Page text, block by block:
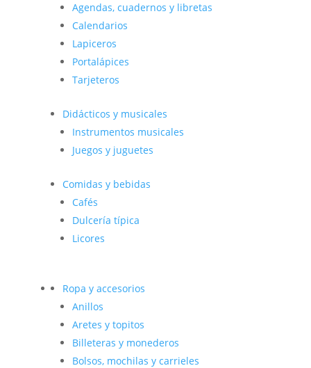
Agendas, cuadernos y libretas
Calendarios
Lapiceros
Portalápices
Tarjeteros
Didácticos y musicales
Instrumentos musicales
Juegos y juguetes
Comidas y bebidas
Cafés
Dulcería típica
Licores
Ropa y accesorios
Anillos
Aretes y topitos
Billeteras y monederos
Bolsos, mochilas y carrieles